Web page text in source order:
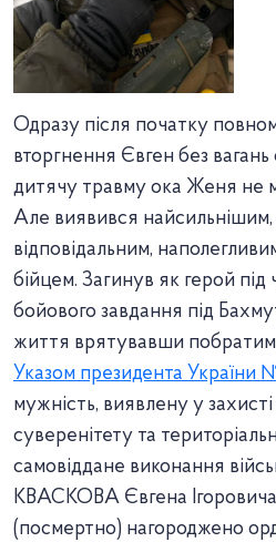
Одразу після початку
вторгнення Євген без вагань
дитячу травму ока Женя не
Але виявився
відповідальним,
бійцем. Загинув як герой під
бойового завдання під
життя врятувавши
Указом президента України
мужність, виявлену у
суверенітету та
самовіддане виконання
КВАСКОВА Євгена
(посмертно) нагороджено